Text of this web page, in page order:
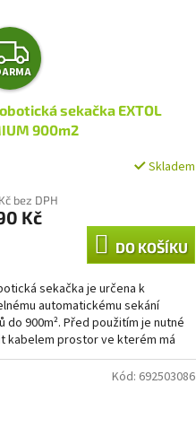
Z
D
A
M
sekačka EXTOL
900m2
Skladem
bez DPH
Kč
DO KOŠÍKU
sekačka je určena k
automatickému sekání
do 900m². Před použitím je nutné
kabelem prostor ve kterém má
ve vhodném místě...
Kód: 692503086